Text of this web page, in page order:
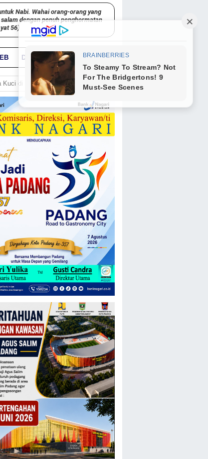
Nabi. Wahai orang-orang yang
dengan penuh penghormatan
56)
DUNIA PARIWARA
GO